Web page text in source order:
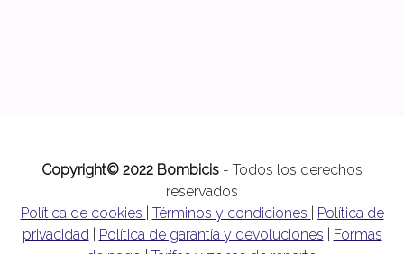
Copyright© 2022 Bombicis - Todos los derechos
reservados
Política de cookies
Términos y condiciones
Política de
privacidad| Política de garantía y devoluciones
Formas